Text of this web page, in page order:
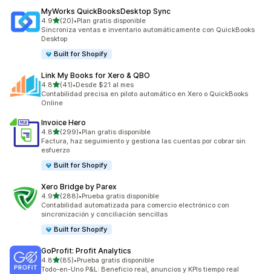
MyWorks QuickBooksDesktop Sync
4.9de 5 estrellas
(20)
20 reseñas en total
•Plan gratis disponible
Sincroniza ventas e inventario automáticamente con QuickBooks
Desktop
Built for Shopify
Link My Books for Xero & QBO
4.8de 5 estrellas
(41)
41 reseñas en total
•Desde $21 al mes
Contabilidad precisa en piloto automático en Xero o QuickBooks
Online
Invoice Hero
4.8de 5 estrellas
(299)
299 reseñas en total
•Plan gratis disponible
Factura, haz seguimiento y gestiona las cuentas por cobrar sin
esfuerzo
Built for Shopify
Xero Bridge by Parex
4.9de 5 estrellas
(288)
288 reseñas en total
•Prueba gratis disponible
Contabilidad automatizada para comercio electrónico con
sincronización y conciliación sencillas
Built for Shopify
GoProfit: Profit Analytics
4.8de 5 estrellas
(85)
85 reseñas en total
•Prueba gratis disponible
Todo-en-Uno P&L: Beneficio real, anuncios y KPIs tiempo real